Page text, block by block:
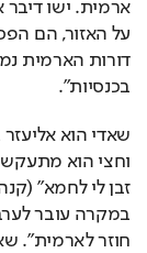
בכנסיות".